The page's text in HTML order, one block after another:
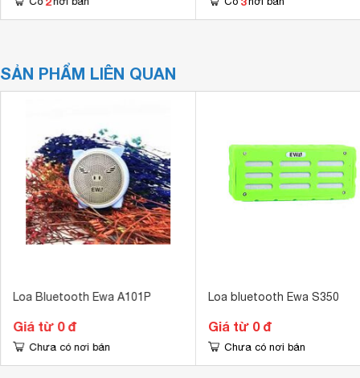
SẢN PHẨM LIÊN QUAN
Loa Bluetooth Ewa A101P
Giá từ 0 đ
Chưa có nơi bán
Loa bluetooth Ewa S350
Giá từ 0 đ
Chưa có nơi bán